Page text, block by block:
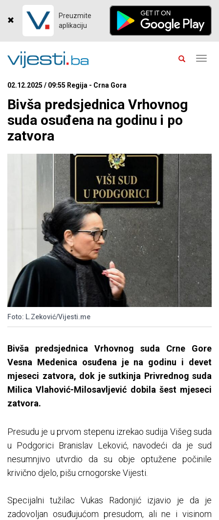
Preuzmite
aplikaciju
02.12.2025 / 09:55 Regija - Crna Gora
Bivša predsjednica Vrhovnog
suda osuđena na godinu i po
zatvora
Foto: L.Zeković/Vijesti.me
Bivša predsjednica Vrhovnog suda Crne Gore
Vesna Medenica osuđena je na godinu i devet
mjeseci zatvora, dok je sutkinja Privrednog suda
Milica Vlahović-Milosavljević dobila šest mjeseci
zatvora.
Presudu je u prvom stepenu izrekao sudija Višeg suda
u Podgorici Branislav Leković, navodeći da je sud
nesumnjivo utvrdio da su obje optužene počinile
krivično djelo, pišu crnogorske Vijesti.
Specijalni tužilac Vukas Radonjić izjavio je da je
zadovoljan osuđujućom presudom, ali ne i visinom